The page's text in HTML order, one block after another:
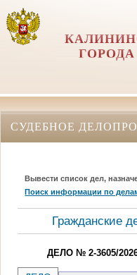
СУДЕБНОЕ
Вывести список дел,
Поиск информации по
Гражданские
ДЕЛО № 2-3605/2026